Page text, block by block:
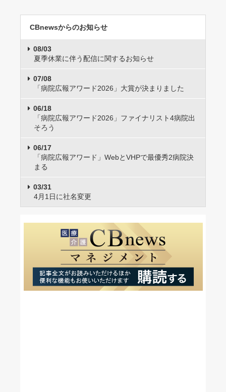
CBnewsからのお知らせ
08/03
夏季休業に伴う配信に関するお知らせ
07/08
「病院広報アワード2026」大賞が決まりました
06/18
「病院広報アワード2026」ファイナリスト4病院出
そろう
06/17
「病院広報アワード」WebとVHPで最優秀2病院決
まる
03/31
4月1日に社名変更